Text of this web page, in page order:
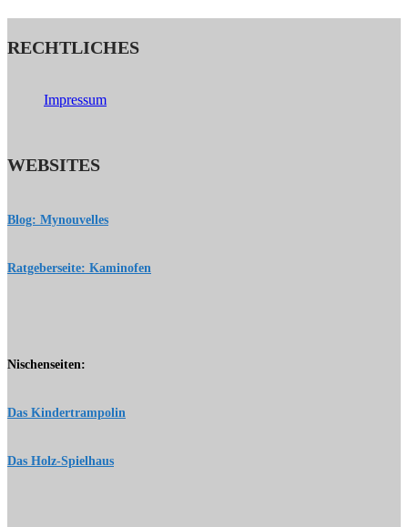
RECHTLICHES
Impressum
WEBSITES
Blog: Mynouvelles
Ratgeberseite: Kaminofen
Nischenseiten:
Das Kindertrampolin
Das Holz-Spielhaus